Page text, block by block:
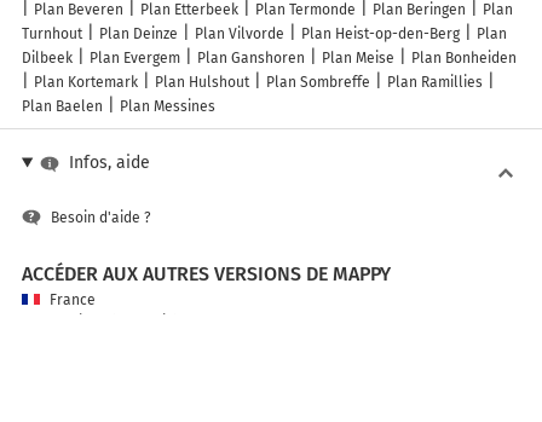
Plan Beveren
Plan Etterbeek Plan Termonde Plan Beringen
Plan
Turnhout
Plan Deinze Plan Vilvorde Plan Heist-op-den-Berg
Plan
Dilbeek
Plan Evergem Plan Ganshoren Plan Meise
Plan Bonheiden
Plan Kortemark
Plan Hulshout Plan Sombreffe
Plan Ramillies
Plan Baelen
Plan Messines
Infos, aide
Besoin d'aide ?
ACCÉDER AUX AUTRES VERSIONS DE MAPPY
France